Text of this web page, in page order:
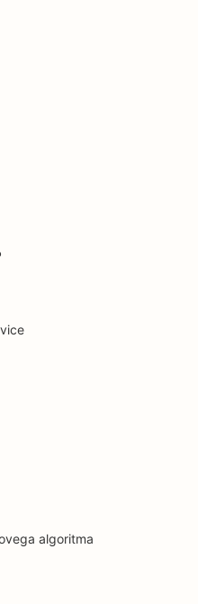
in talnih oblog
algoritma